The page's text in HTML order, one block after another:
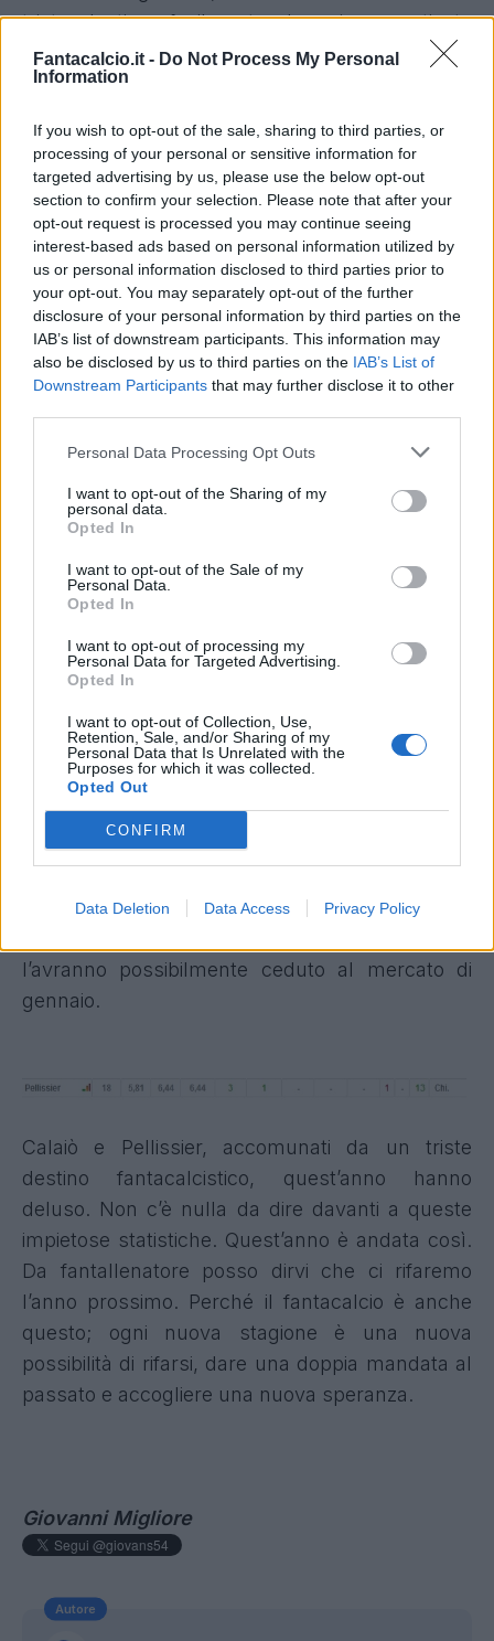
Fantacalcio.it - Do Not Process My Personal
Information
If you wish to opt-out of the sale, sharing to third parties, or
processing of your personal or sensitive information for
targeted advertising by us, please use the below opt-out
section to confirm your selection. Please note that after your
opt-out request is processed you may continue seeing
interest-based ads based on personal information utilized by
us or personal information disclosed to third parties prior to
your opt-out. You may separately opt-out of the further
disclosure of your personal information by third parties on the
IAB’s list of downstream participants. This information may
also be disclosed by us to third parties on the IAB’s List of
Downstream Participants that may further disclose it to other
Personal Data Processing Opt Outs
I want to opt-out of the Sharing of my
personal data.
Opted In
I want to opt-out of the Sale of my
Personal Data.
Opted In
I want to opt-out of processing my
Personal Data for Targeted Advertising.
Opted In
I want to opt-out of Collection, Use,
Retention, Sale, and/or Sharing of my
Personal Data that Is Unrelated with the
Purposes for which it was collected.
Opted Out
CONFIRM
Data Deletion Data Access Privacy Policy
triste destino, facilmenteda noi pronosticato
qualche mese fa. Riserva delle riserve delle
riserve, ha calcato l’erba del San Paolo per
mentre in campionato può vantare ben
11 minuti
in Napoli-Lazio del 9 febbraio. Se si
eccettuano le 17 presenze con la maglia del
Siena ad inizio stagione in cui ha raggranellato 4
goal, il rendimento fantacalcistico è vicino allo
zero. E pensare che l’anno scorso, da capitano e
uomo simbolo del Siena, poteva vantare queste
statistiche:
passati dal suo primo allenamento con la maglia
gialloblù del Chievo.
nelle città del Pandoro lo hanno consacrato
come uomo e come calciatore. Eppure, con
motivi di natura fisica che per scelte tecniche, ha
giocato pochissimo. 656 minuti su 2340, sono
meno di un terzo da quando Di Carlo è stato
esonerato. 33 primavere per Pellissier, non sono
così tante se ci pensate, ma l’esuberanza del
giovanePaloschi, l’esplosione diThereau
perfino le buone prestazioni di
sotto delle aspettative, soprattutto per i suoi
l’avranno possibilmente ceduto al mercato di
gennaio.
Calaiò e Pellissier, accomunati da un triste
destino fantacalcistico, quest’anno hanno
deluso. Non c’è nulla da dire davanti a queste
impietose statistiche. Quest’anno è andata così.
Da fantallenatore posso dirvi che ci rifaremo
l’anno prossimo. Perché il fantacalcio è anche
questo; ogni nuova stagione è una nuova
possibilità di rifarsi, dare una doppia mandata al
passato e accogliere una nuova speranza.
Giovanni Migliore
Autore